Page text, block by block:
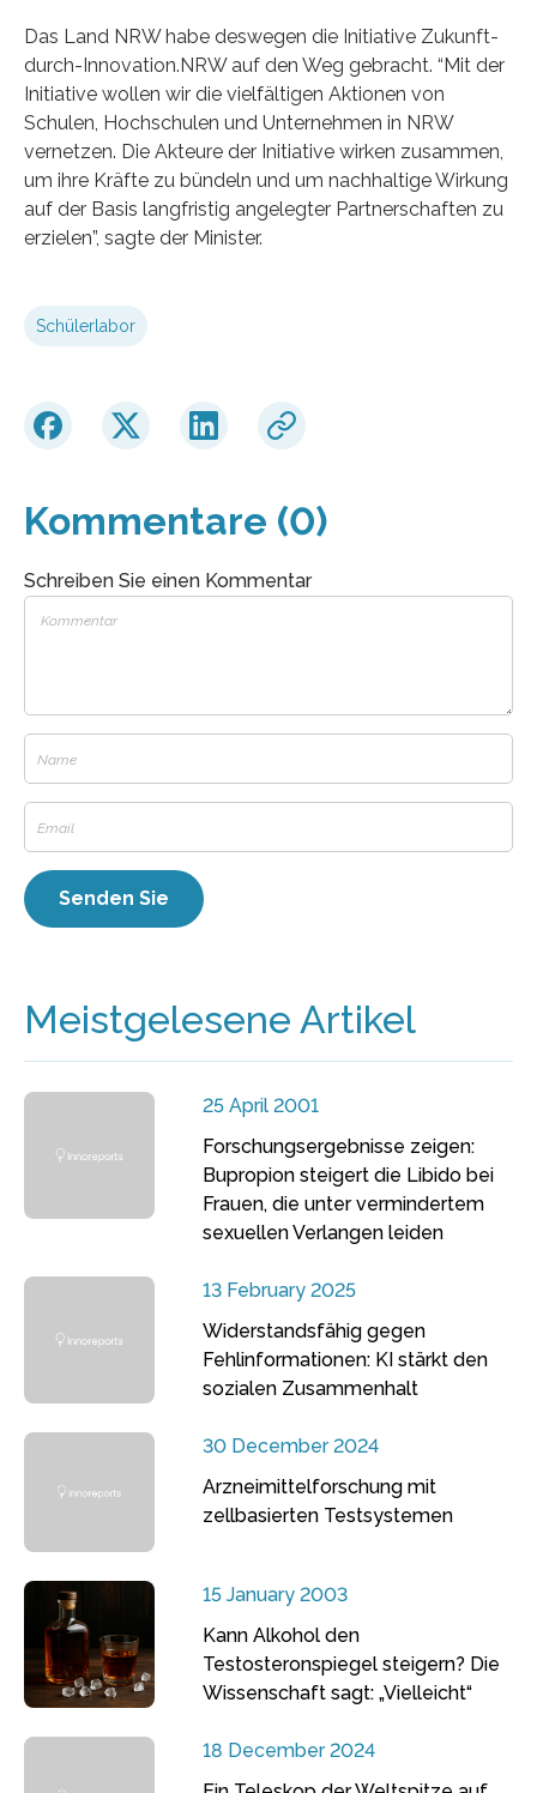
Das Land NRW habe deswegen die Initiative Zukunft-
durch-Innovation.NRW auf den Weg gebracht. “Mit der
Initiative wollen wir die vielfältigen Aktionen von
Schulen, Hochschulen und Unternehmen in NRW
vernetzen. Die Akteure der Initiative wirken zusammen,
um ihre Kräfte zu bündeln und um nachhaltige Wirkung
auf der Basis langfristig angelegter Partnerschaften zu
erzielen”, sagte der Minister.
Schülerlabor
Kommentare (0)
Schreiben Sie einen Kommentar
Meistgelesene Artikel
25 April 2001
Forschungsergebnisse zeigen:
Bupropion steigert die Libido bei
Frauen, die unter vermindertem
sexuellen Verlangen leiden
13 February 2025
Widerstandsfähig gegen
Fehlinformationen: KI stärkt den
sozialen Zusammenhalt
30 December 2024
Arzneimittelforschung mit
zellbasierten Testsystemen
15 January 2003
Kann Alkohol den
Testosteronspiegel steigern? Die
Wissenschaft sagt: „Vielleicht“
18 December 2024